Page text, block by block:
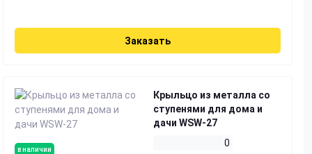
Заказать
в наличии
Крыльцо из металла со
ступенями для дома и
дачи WSW-27
0